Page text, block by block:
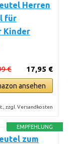
Herren
für
Kinder
17,95 €
€
ansehen
zzgl. Versandkosten
EMPFEHLUNG
zum